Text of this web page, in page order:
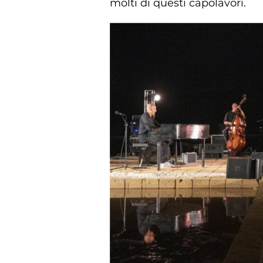
molti di questi capolavori.